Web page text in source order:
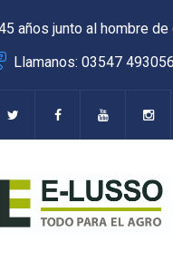
años junto al hombre de
Llamanos: 03547 493056